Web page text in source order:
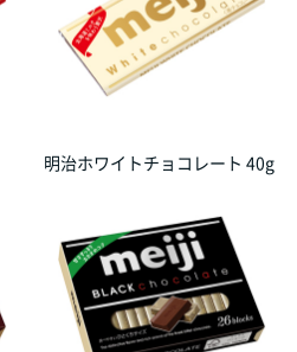
明治ホワイトチョコレート 40g